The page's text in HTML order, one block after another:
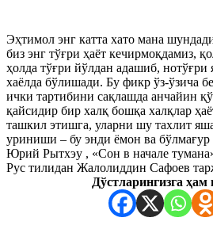
Эҳтимол энг катта хато мана
биз энг тўғри ҳаёт кечирмоқдамиз,
ҳолда тўғри йўлдан адашиб, нотўғри
хаёлда бўлишади. Бу фикр ўз-ўзича
ички тартибини сақлашда анчайин
қайсидир бир халқ бошқа халқлар
ташкил этишга, уларни шу тахлит
уриниши – бу энди ёмон ва бўлмағур
Юрий Рытхэу , «Сон в начале
Рус тилидан Жалолиддин Сафоев
Дўстларингизга ҳам